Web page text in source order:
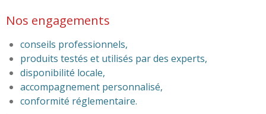
Nos engagements
conseils professionnels,
produits testés et utilisés par des experts,
disponibilité locale,
accompagnement personnalisé,
conformité réglementaire.